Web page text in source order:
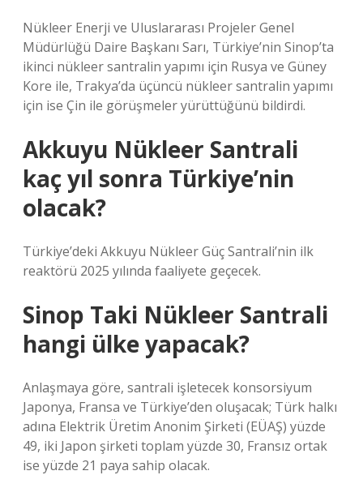
Nükleer Enerji ve Uluslararası Projeler Genel
Müdürlüğü Daire Başkanı Sarı, Türkiye’nin Sinop’ta
ikinci nükleer santralin yapımı için Rusya ve Güney
Kore ile, Trakya’da üçüncü nükleer santralin yapımı
için ise Çin ile görüşmeler yürüttüğünü bildirdi.
Akkuyu Nükleer Santrali
kaç yıl sonra Türkiye’nin
olacak?
Türkiye’deki Akkuyu Nükleer Güç Santrali’nin ilk
reaktörü 2025 yılında faaliyete geçecek.
Sinop Taki Nükleer Santrali
hangi ülke yapacak?
Anlaşmaya göre, santrali işletecek konsorsiyum
Japonya, Fransa ve Türkiye’den oluşacak; Türk halkı
adına Elektrik Üretim Anonim Şirketi (EÜAŞ) yüzde
49, iki Japon şirketi toplam yüzde 30, Fransız ortak
ise yüzde 21 paya sahip olacak.